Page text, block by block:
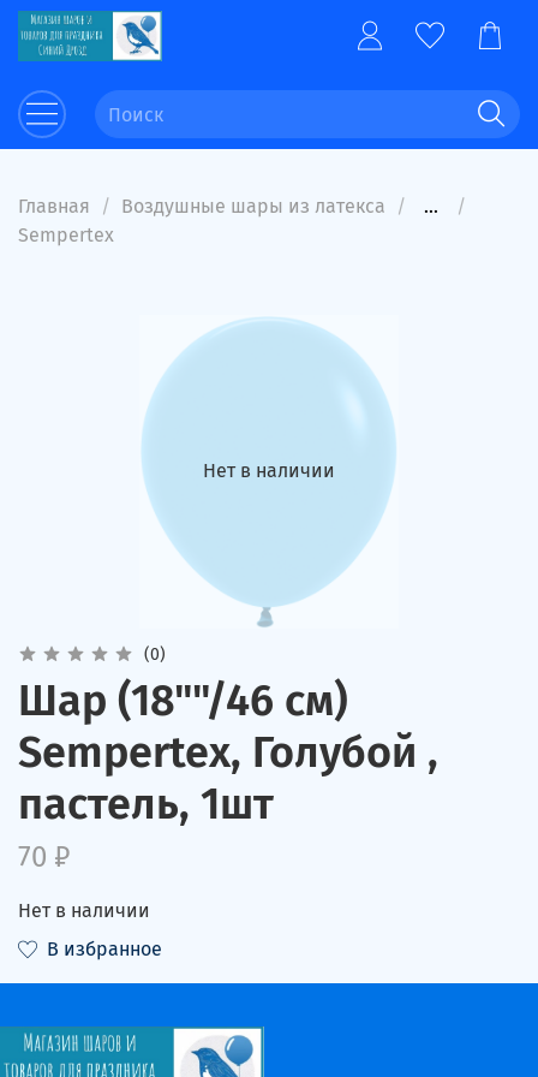
Главная Воздушные шары из латекса
...
Sempertex
Нет в наличии
(0)
Шар (18""/46 см)
Sempertex, Голубой ,
пастель, 1шт
70 ₽
Нет в наличии
В избранное